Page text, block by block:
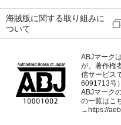
海賊版に関する取り組みに
ついて
ABJマーク
が、著作権
信サービス
6091713号
ABJマーク
の一覧はこ
→https://